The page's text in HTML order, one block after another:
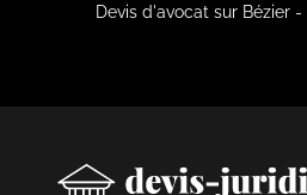
Devis d'avocat sur Bézier